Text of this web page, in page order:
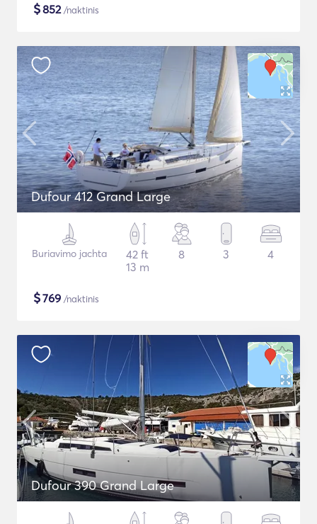
$852/naktinis
Dufour 412 Grand Large
Buriavimo jachta
42 ft
13 m
8 3 4
$769 /naktinis
Dufour 390 Grand Large